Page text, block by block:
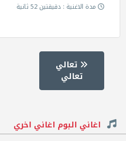
مدة الاغنية : دقيقتين 52 ثانية
تعالي
تعالي
اغاني البوم اغاني اخري